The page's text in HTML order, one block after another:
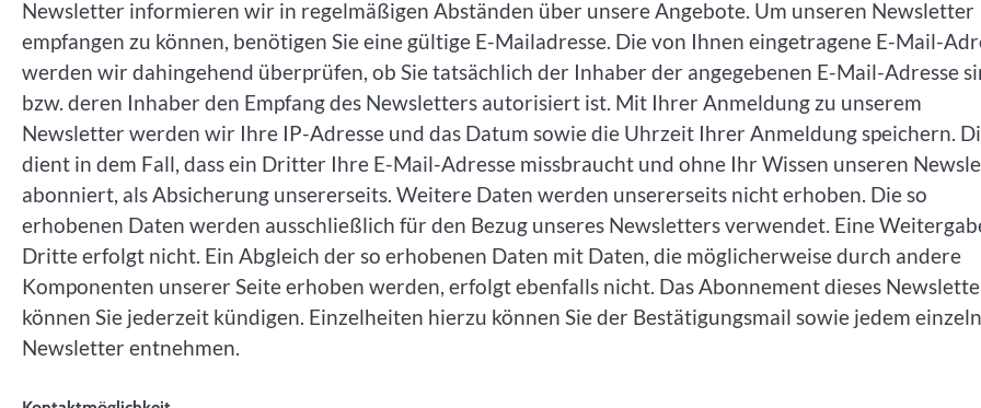
Newsletter informieren wir in regelmäßigen Abständen über unsere Angebote. Um unseren Newsletter
empfangen zu können, benötigen Sie eine gültige E-Mailadresse. Die von Ihnen eingetragene E-Mail-
werden wir dahingehend überprüfen, ob Sie tatsächlich der Inhaber der angegebenen E-Mail-Adresse
bzw. deren Inhaber den Empfang des Newsletters autorisiert ist. Mit Ihrer Anmeldung zu unserem
Newsletter werden wir Ihre IP-Adresse und das Datum sowie die Uhrzeit Ihrer Anmeldung speichern.
dient in dem Fall, dass ein Dritter Ihre E-Mail-Adresse missbraucht und ohne Ihr Wissen unseren
abonniert, als Absicherung unsererseits. Weitere Daten werden unsererseits nicht erhoben. Die so
erhobenen Daten werden ausschließlich für den Bezug unseres Newsletters verwendet. Eine
Dritte erfolgt nicht. Ein Abgleich der so erhobenen Daten mit Daten, die möglicherweise durch andere
Komponenten unserer Seite erhoben werden, erfolgt ebenfalls nicht. Das Abonnement dieses
können Sie jederzeit kündigen. Einzelheiten hierzu können Sie der Bestätigungsmail sowie jedem
Newsletter entnehmen.